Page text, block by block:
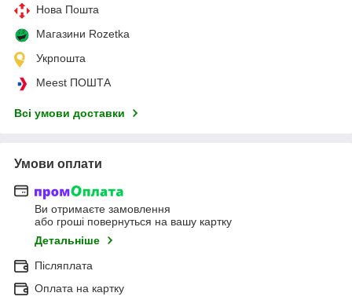
Нова Пошта
Магазини Rozetka
Укрпошта
Meest ПОШТА
Всі умови доставки
Умови оплати
Ви отримаєте замовлення
або гроші повернуться на вашу картку
Детальніше
Післяплата
Оплата на картку